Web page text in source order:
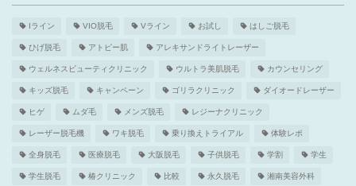
Iライン VIO脱毛 Vライン お試し はしご脱毛
ひげ脱毛 アトピー肌 アレキサンドライトレーザー
ウェルネスビューティクリニック ウルトラ美肌脱毛 カウンセリング
キッズ脱毛 キャンペーン ゴリラクリニック ダイオードレーザー
ヒゲ ムダ毛 メンズ脱毛 レジーナクリニック
レーザー脱毛機 ワキ脱毛 乗り換えトライアル 体験レポ
全身脱毛 医療脱毛 大阪脱毛 子供脱毛 学割 学生
学生脱毛 椿クリニック 比較 永久脱毛 湘南美容外科